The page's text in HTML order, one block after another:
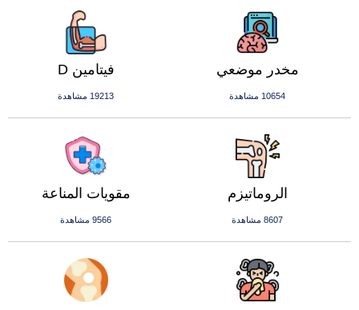
فيتامين D
19213 مشاهدة
مخدر موضعي
10654 مشاهدة
مقويات المناعة
9566 مشاهدة
الروماتيزم
8607 مشاهدة